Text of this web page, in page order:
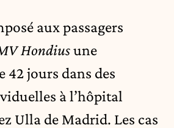
aux passagers
Hondiusune
42 jours dans des
à l’hôpital
Ulla de Madrid. Les cas